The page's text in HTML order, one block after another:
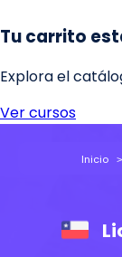
Inicio